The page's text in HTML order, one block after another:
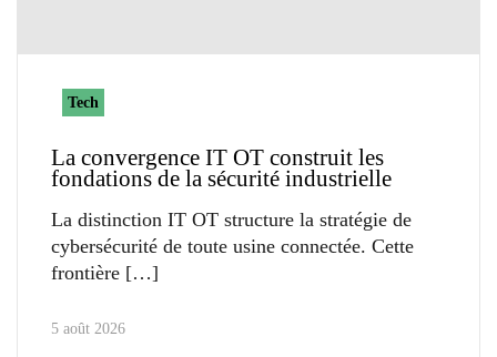
Tech
La convergence IT OT construit les
fondations de la sécurité industrielle
La distinction IT OT structure la stratégie de
cybersécurité de toute usine connectée. Cette
frontière
5 août 2026